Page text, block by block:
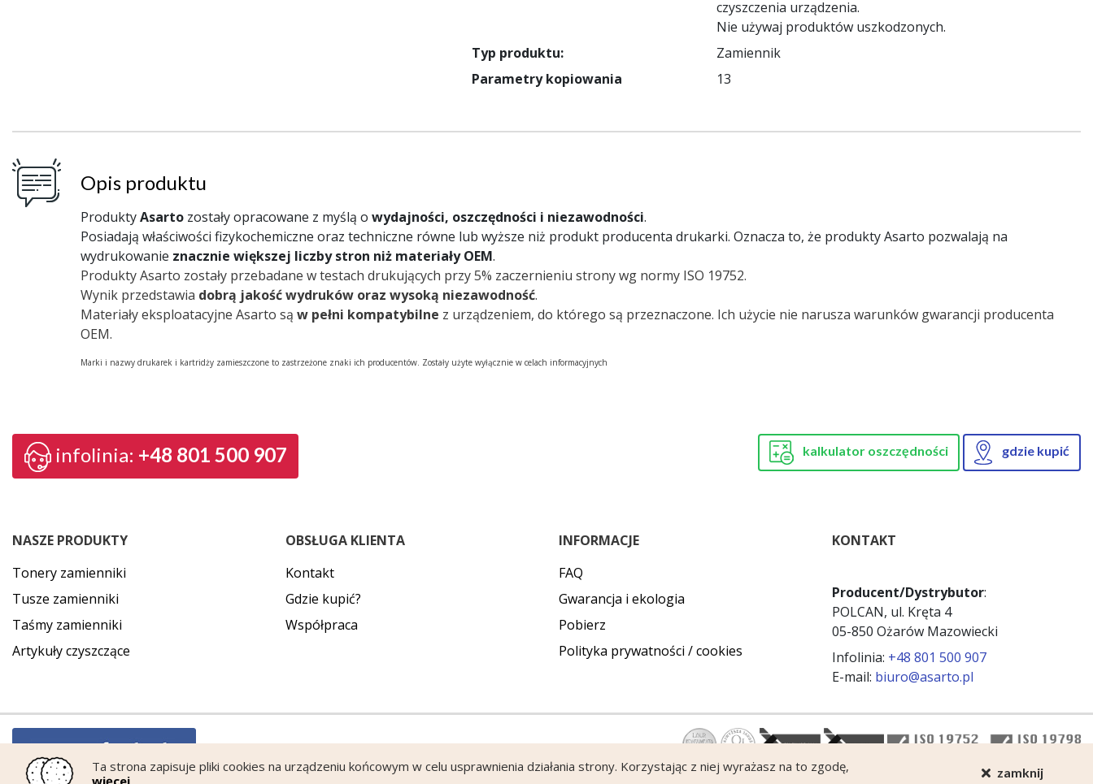
czyszczenia urządzenia.
Nie używaj produktów uszkodzonych.
Typ produktu:
Zamiennik
Parametry kopiowania
13
Opis produktu
ProduktyAsarto zostały opracowane z myślą o wydajności, oszczędności i niezawodności.
Posiadają właściwości fizykochemiczne oraz techniczne równe lub wyższe niż produkt producenta drukarki. Oznacza to, że produkty Asarto pozwalają na
wydrukowanie znacznie większej liczby stron niż materiały OEM.
Produkty Asarto zostały przebadane w testach drukujących przy 5% zaczernieniu strony wg normy ISO 19752.
Wynik przedstawia dobrą jakość wydruków oraz wysoką niezawodność.
Materiały eksploatacyjne Asarto są w pełni kompatybilne z urządzeniem, do którego są przeznaczone. Ich użycie nie narusza warunków gwarancji producenta
OEM.
Marki i nazwy drukarek i kartridży zamieszczone to zastrzeżone znaki ich producentów. Zostały użyte wyłącznie w celach informacyjnych
infolinia: +48 801 500 907 kalkulator oszczędności gdzie kupić
NASZE PRODUKTY
Tonery zamienniki
Tusze zamienniki
Taśmy zamienniki
Artykuły czyszczące
OBSŁUGA KLIENTA
Kontakt
Gdzie kupić?
Współpraca
INFORMACJE
FAQ
Gwarancja i ekologia
Pobierz
Polityka prywatności / cookies
KONTAKT
Producent/Dystrybutor:
POLCAN, ul. Kręta 4
05-850 Ożarów Mazowiecki
Infolinia: +48 801 500 907
E-mail: biuro@asarto.pl
Ta strona zapisuje pliki cookies na urządzeniu końcowym w celu usprawnienia działania strony. Korzystając z niej wyrażasz na to zgodę,
więcej
zamknij